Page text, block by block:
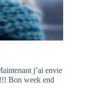
j’ai envie
Bon week end